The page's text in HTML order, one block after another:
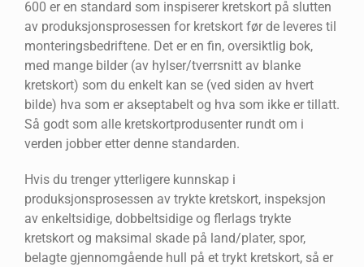
600 er en standard som inspiserer kretskort på slutten
av produksjonsprosessen for kretskort før de leveres til
monteringsbedriftene. Det er en fin, oversiktlig bok,
med mange bilder (av hylser/tverrsnitt av blanke
kretskort) som du enkelt kan se (ved siden av hvert
bilde) hva som er akseptabelt og hva som ikke er tillatt.
Så godt som alle kretskortprodusenter rundt om i
verden jobber etter denne standarden.
Hvis du trenger ytterligere kunnskap i
produksjonsprosessen av trykte kretskort, inspeksjon
av enkeltsidige, dobbeltsidige og flerlags trykte
kretskort og maksimal skade på land/plater, spor,
belagte gjennomgående hull på et trykt kretskort, så er